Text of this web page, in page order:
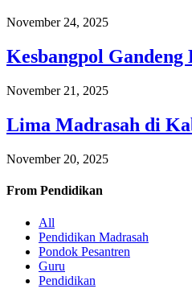
November 24, 2025
Kesbangpol Gandeng
November 21, 2025
Lima Madrasah di
November 20, 2025
From Pendidikan
All
Pendidikan Madrasah
Pondok Pesantren
Guru
Pendidikan